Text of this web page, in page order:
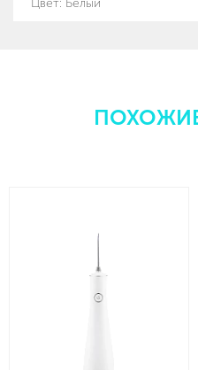
Цвет: Белый